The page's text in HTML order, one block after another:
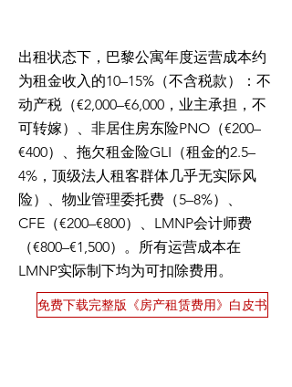
出租状态下，巴黎公寓年度运营成本约
为租金收入的10–15%（不含税款）：不
动产税（€2,000–€6,000，业主承担，不
可转嫁）、非居住房东险PNO（€200–
€400）、拖欠租金险GLI（租金的2.5–
4%，顶级法人租客群体几乎无实际风
险）、物业管理委托费（5–8%）、
CFE（€200–€800）、LMNP会计师费
（€800–€1,500）。所有运营成本在
LMNP实际制下均为可扣除费用。
免费下载完整版《房产租赁费用》白皮书